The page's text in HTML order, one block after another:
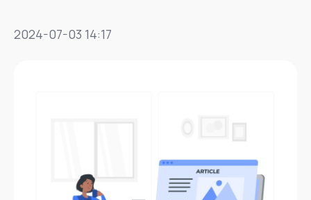
2024-07-03 14:17